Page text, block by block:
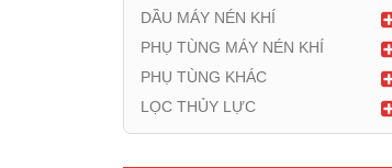
DẦU MÁY NÉN KHÍ
PHỤ TÙNG MÁY NÉN KHÍ
PHỤ TÙNG KHÁC
LỌC THỦY LỰC